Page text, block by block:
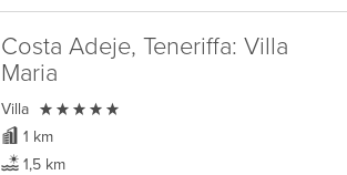
Costa Adeje, Teneriffa: Villa
Maria
Villa 
1 km
1,5 km